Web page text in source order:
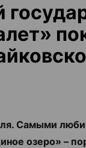
Самыми
озеро» –